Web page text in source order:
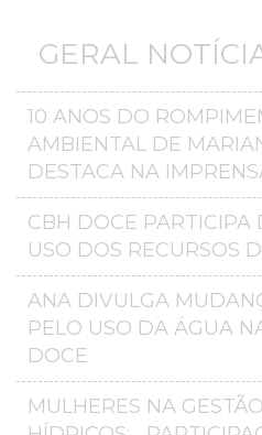
GERAL
10 ANOS DO
AMBIENTAL DE
DESTACA NA
CBH DOCE PARTICIPA
USO DOS RECURSOS
ANA DIVULGA
PELO USO DA ÁGUA
DOCE
MULHERES NA